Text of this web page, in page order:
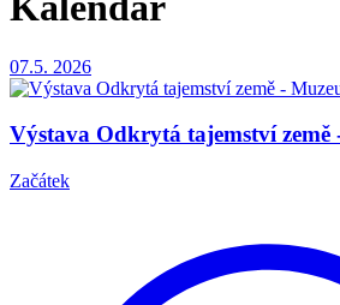
07.5. 2026
Výstava Odkrytá tajemství
Začátek